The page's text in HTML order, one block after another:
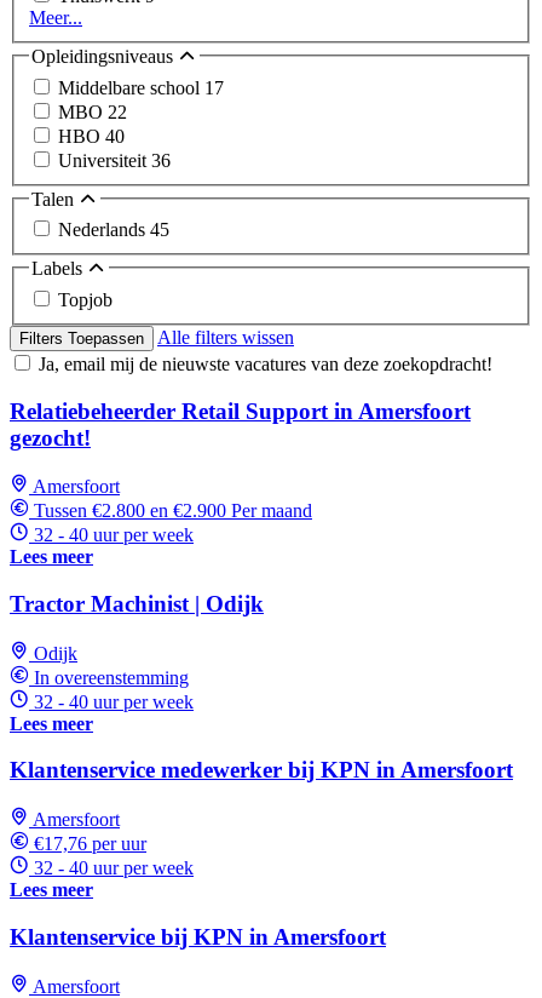
Meer...
Opleidingsniveaus
Middelbare school 17
MBO 22
HBO 40
Universiteit 36
Talen
Nederlands 45
Labels
Topjob
Filters Toepassen
Alle filters wissen
Ja, email mij de nieuwste vacatures van deze zoekopdracht!
Relatiebeheerder Retail Support in Amersfoort
gezocht!
Amersfoort
Tussen €2.800 en €2.900 Per maand
32 - 40 uur per week
Lees meer
Tractor Machinist | Odijk
Odijk
In overeenstemming
32 - 40 uur per week
Lees meer
Klantenservice medewerker bij KPN in Amersfoort
Amersfoort
€17,76 per uur
32 - 40 uur per week
Lees meer
Klantenservice bij KPN in Amersfoort
Amersfoort